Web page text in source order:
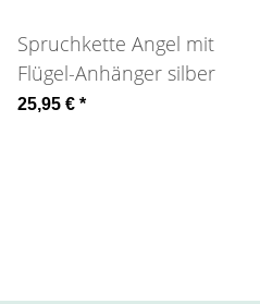
Spruchkette Angel mit
Flügel-Anhänger silber
25,95 € *